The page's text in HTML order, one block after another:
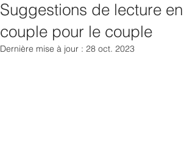
Suggestions de lecture en
couple pour le couple
Dernière mise à jour : 28 oct. 2023